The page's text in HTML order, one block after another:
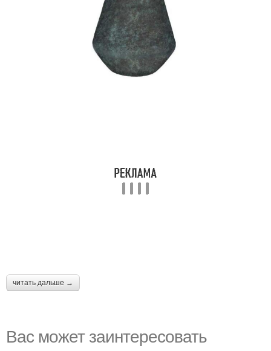
читать дальше →
Вас может заинтересовать